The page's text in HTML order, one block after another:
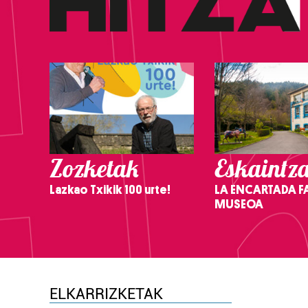
Zozketak
Lazkao Txikik 100 urte!
LA ENCARTADA
MUSEOA
ELKARRIZKETAK